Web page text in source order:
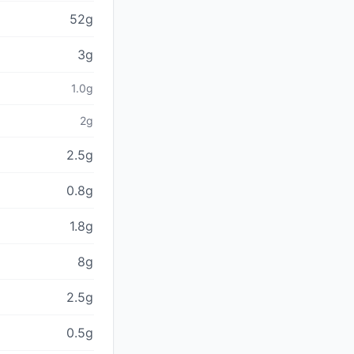
52g
3g
1.0g
2g
2.5g
0.8g
1.8g
8g
2.5g
0.5g